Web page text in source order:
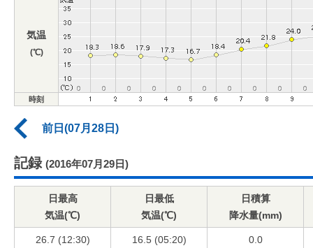
気温
(℃)
時刻
前日(07月28日)
記録 (2016年07月29日)
日最高
気温(℃)
日最低
気温(℃)
日積算
降水量(mm)
26.7 (12:30) 16.5 (05:20) 0.0